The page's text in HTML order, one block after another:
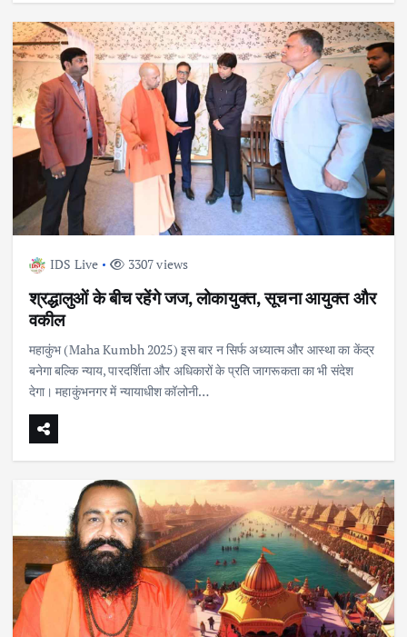
IDS Live 3307 views
श्रद्धालुओं के बीच रहेंगे जज, लोकायुक्त, सूचना आयुक्त और
वकील
महाकुंभ (Maha Kumbh 2025) इस बार न सिर्फ अध्यात्म और आस्था का केंद्र
बनेगा बल्कि न्याय, पारदर्शिता और अधिकारों के प्रति जागरूकता का भी संदेश
देगा। महाकुंभनगर में न्यायाधीश कॉलोनी…